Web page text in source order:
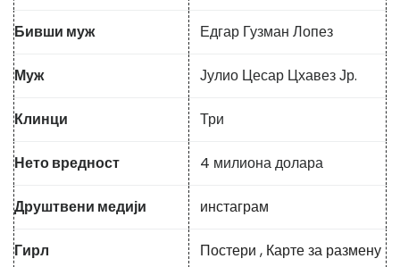
Бивши муж Едгар Гузман Лопез
Муж Јулио Цесар Цхавез Јр.
Клинци Три
Нето вредност 4 милиона долара
Друштвени медији инстаграм
Гирл Постери , Карте за размену